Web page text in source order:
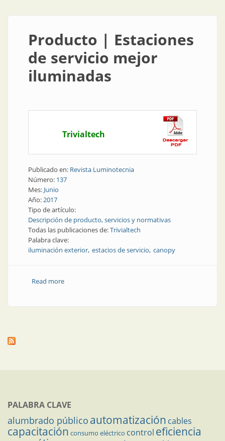
Producto | Estaciones
de servicio mejor
iluminadas
Trivialtech
Publicado en: Revista Luminotecnia
Número: 137
Mes: Junio
Año:2017
Tipo de artículo:
Descripción de producto, servicios y normativas
Todas las publicaciones de:Trivialtech
Palabra clave:
iluminación exterior estacios de servicio canopy
Read moreabout Producto | Estaciones de servicio mejor
PALABRA CLAVE
alumbrado público automatización cables
capacitación consumo eléctrico control eficiencia